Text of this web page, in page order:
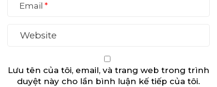
Email
Lưu tên của tôi, email, và trang web trong trình
duyệt này cho lần bình luận kế tiếp của tôi.